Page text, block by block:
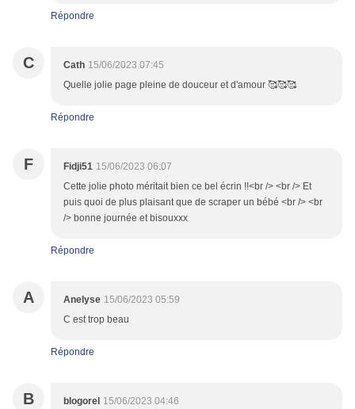
Répondre
C Cath 15/06/2023 07:45
Quelle jolie page pleine de douceur et d'amour 🥰🥰🥰
Répondre
F Fidji51 15/06/2023 06:07
Cette jolie photo méritait bien ce bel écrin !!<br /> <br /> Et
puis quoi de plus plaisant que de scraper un bébé <br /> <br
/> bonne journée et bisouxxx
Répondre
A Anelyse 15/06/2023 05:59
C est trop beau
Répondre
B blogorel 15/06/2023 04:46